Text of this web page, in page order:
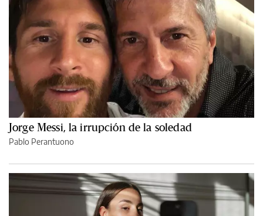
Jorge Messi, la irrupción de la soledad
Pablo Perantuono